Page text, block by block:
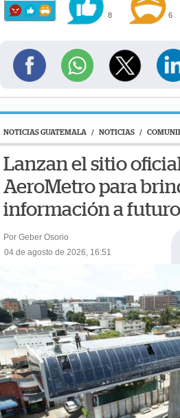
8 6
NOTICIAS GUATEMALA / NOTICIAS /
Lanzan el sitio
AeroMetro para
información a
Por Geber Osorio
04 de agosto de 2026, 16:51